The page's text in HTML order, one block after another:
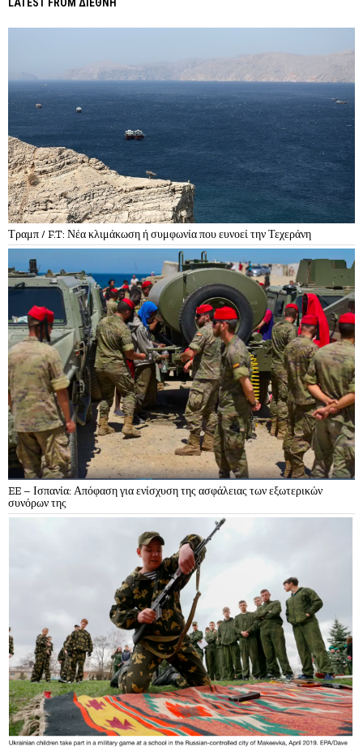
Τραμπ / F.T: Νέα κλιμάκωση ή συμφωνία που ευνοεί την Τεχεράνη
EE – Ισπανία: Απόφαση για ενίσχυση της ασφάλειας των εξωτερικών
συνόρων της